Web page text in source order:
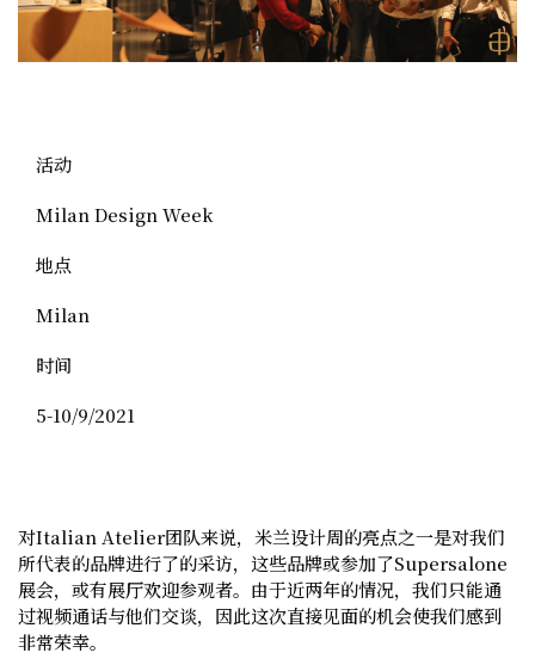
活动
Milan Design Week
地点
Milan
时间
5-10/9/2021
对Italian Atelier团队来说，米兰设计周的亮点之一是对我们
所代表的品牌进行了的采访，这些品牌或参加了Supersalone
展会，或有展厅欢迎参观者。由于近两年的情况，我们只能通
过视频通话与他们交谈，因此这次直接见面的机会使我们感到
非常荣幸。